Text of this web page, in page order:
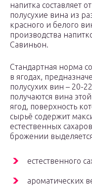
напитка составляет
полусухие вина из
красного и белого
производства
Савиньон.
Стандартная норма
в ягодах,
полусухих вин – 20-
получаются вина
ягод, поверхность
сырьё содержит
естественных
брожении
естественного
ароматических